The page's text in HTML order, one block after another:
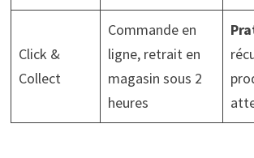
Click &
Collect
Commande en
ligne, retrait en
magasin sous 2
heures